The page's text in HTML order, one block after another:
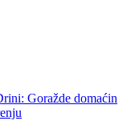
Goražde domaćin